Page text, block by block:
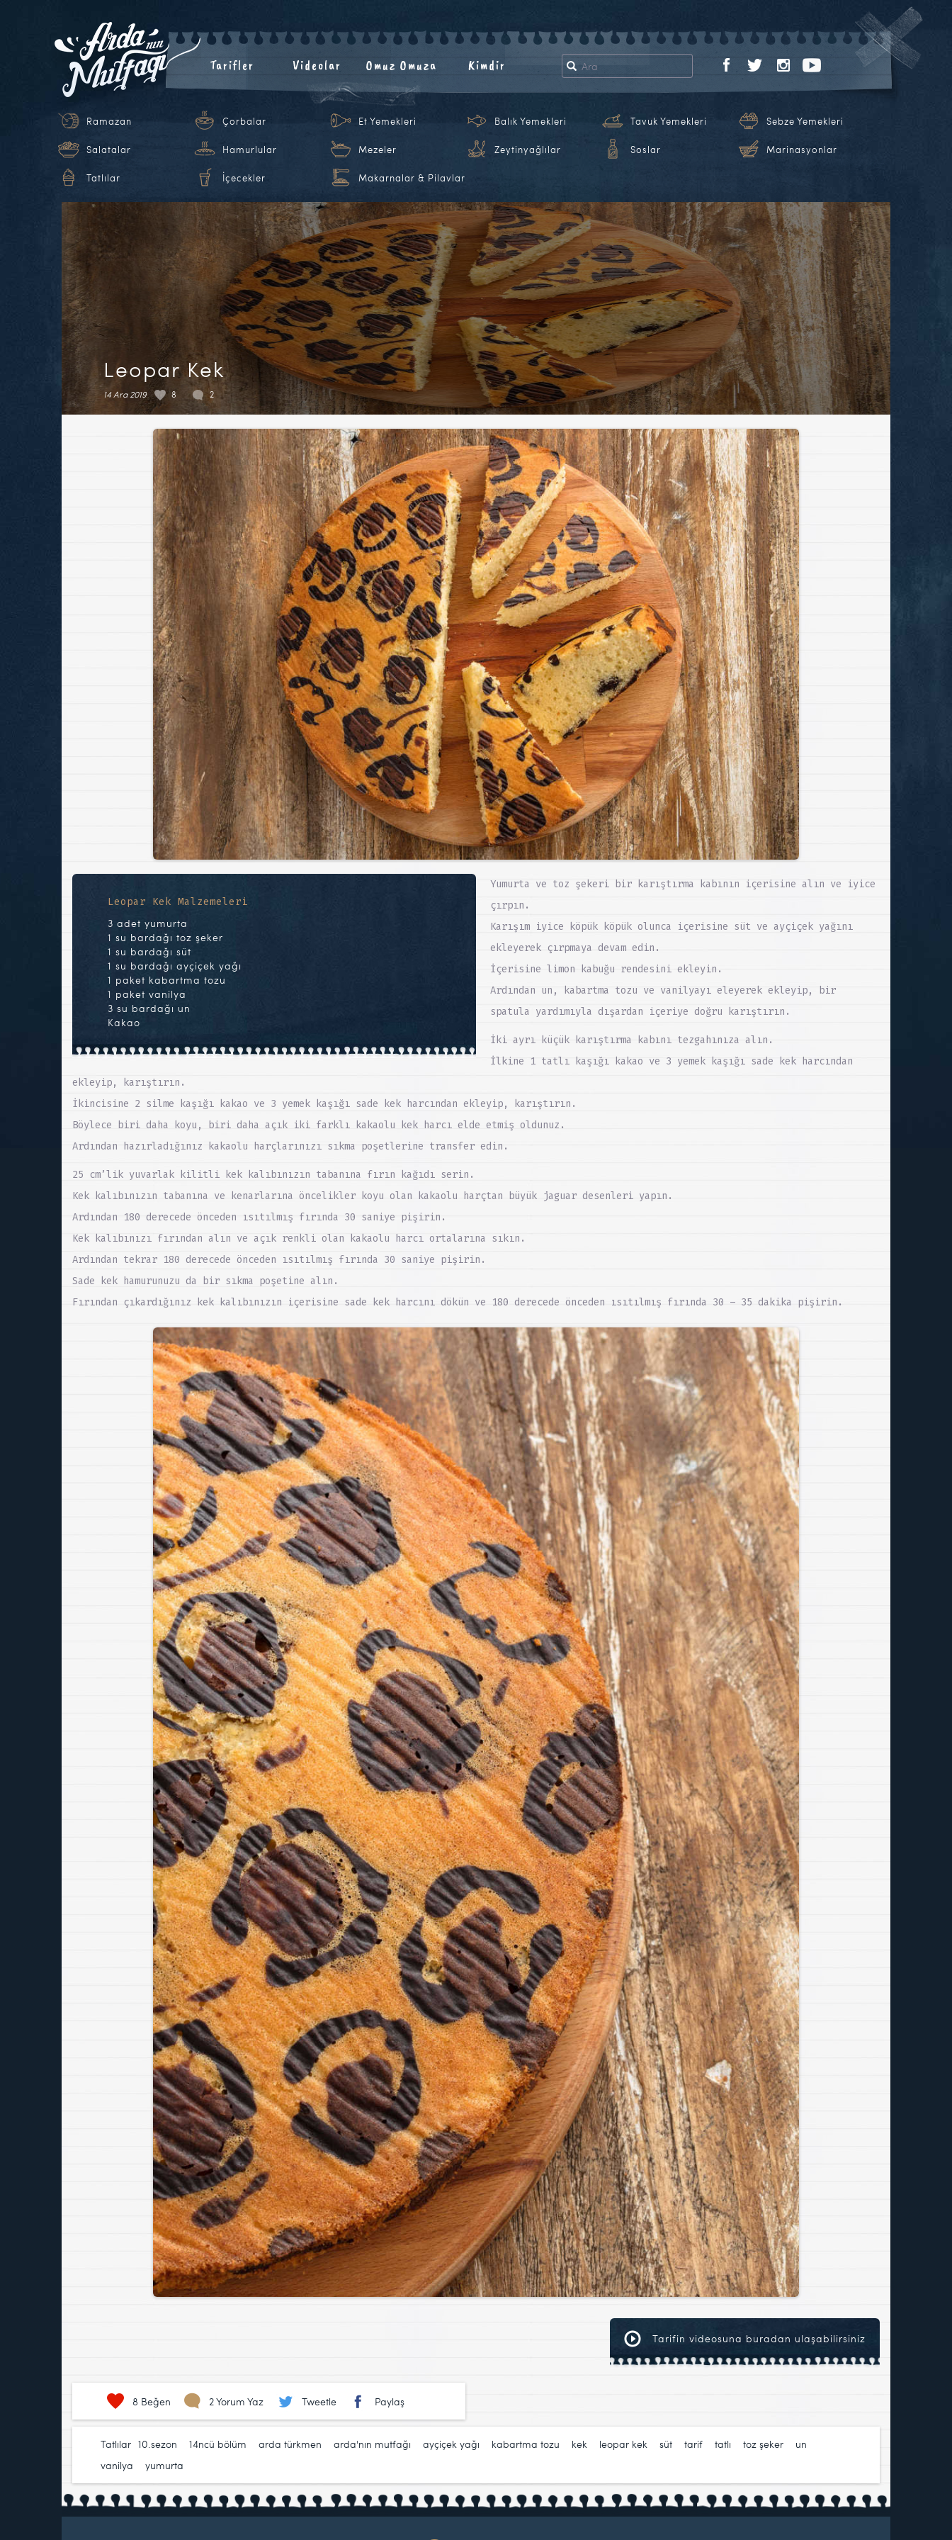
Tarifler Videolar Omuz Omuza Kimdir
Ramazan Çorbalar Et Yemekleri Balık Yemekleri Tavuk Yemekleri Sebze Yemekleri
Salatalar Hamurlular Mezeler Zeytinyağlılar Soslar Marinasyonlar
Tatlılar İçecekler Makarnalar & Pilavlar
Leopar Kek
14 Ara 2019 8 2
Leopar Kek Malzemeleri
3 adet yumurta
1 su bardağı toz şeker
1 su bardağı süt
1 su bardağı ayçiçek yağı
1 paket kabartma tozu
1 paket vanilya
3 su bardağı un
Kakao
Yumurta ve toz şekeri bir karıştırma kabının içerisine alın ve iyice
çırpın.
Karışım iyice köpük köpük olunca içerisine süt ve ayçiçek yağını
ekleyerek çırpmaya devam edin.
İçerisine limon kabuğu rendesini ekleyin.
Ardından un, kabartma tozu ve vanilyayı eleyerek ekleyip, bir
spatula yardımıyla dışardan içeriye doğru karıştırın.
İki ayrı küçük karıştırma kabını tezgahınıza alın.
İlkine 1 tatlı kaşığı kakao ve 3 yemek kaşığı sade kek harcından
ekleyip, karıştırın.
İkincisine 2 silme kaşığı kakao ve 3 yemek kaşığı sade kek harcından ekleyip, karıştırın.
Böylece biri daha koyu, biri daha açık iki farklı kakaolu kek harcı elde etmiş oldunuz.
Ardından hazırladığınız kakaolu harçlarınızı sıkma poşetlerine transfer edin.
25 cm’lik yuvarlak kilitli kek kalıbınızın tabanına fırın kağıdı serin.
Kek kalıbınızın tabanına ve kenarlarına öncelikler koyu olan kakaolu harçtan büyük jaguar desenleri yapın.
Ardından 180 derecede önceden ısıtılmış fırında 30 saniye pişirin.
Kek kalıbınızı fırından alın ve açık renkli olan kakaolu harcı ortalarına sıkın.
Ardından tekrar 180 derecede önceden ısıtılmış fırında 30 saniye pişirin.
Sade kek hamurunuzu da bir sıkma poşetine alın.
Fırından çıkardığınız kek kalıbınızın içerisine sade kek harcını dökün ve 180 derecede önceden ısıtılmış fırında 30 – 35 dakika pişirin.
Tarifin videosuna buradan ulaşabilirsiniz
8 Beğen 2 Yorum Yaz Tweetle Paylaş
Tatlılar 10.sezon 14ncü bölüm arda türkmen arda'nın mutfağı ayçiçek yağı kabartma tozu kek leopar kek süt tarif tatlı toz şeker un
vanilya
yumurta